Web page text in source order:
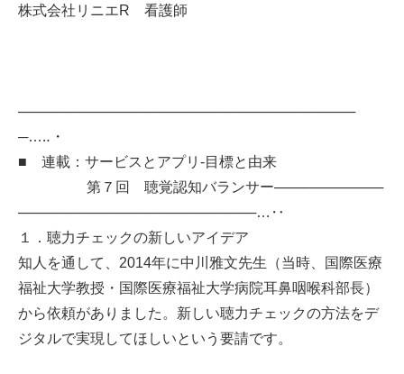
株式会社リニエR 看護師
──────────────────────────────────
─…‥・
■ 連載：サービスとアプリ-目標と由来
第７回 聴覚認知バランサー───────────
────────────────────────…‥
１．聴力チェックの新しいアイデア
知人を通して、2014年に中川雅文先生（当時、国際医療
福祉大学教授・国際医療福祉大学病院耳鼻咽喉科部長）
から依頼がありました。新しい聴力チェックの方法をデ
ジタルで実現してほしいという要請です。